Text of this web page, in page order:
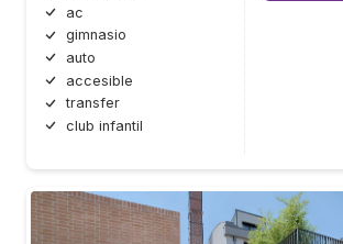
ac
gimnasio
auto
accesible
transfer
club infantil